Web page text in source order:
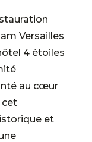
Versailles
4 étoiles
au cœur
cet
et